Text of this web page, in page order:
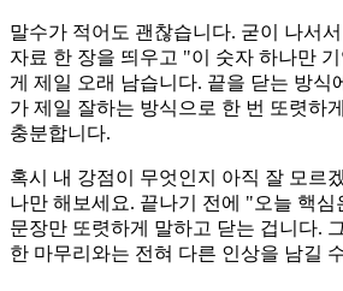
말수가 적어도 괜찮습니다. 굳이 나서
자료 한 장을 띄우고 "이 숫자 하나만
게 제일 오래 남습니다. 끝을 닫는 방식
가 제일 잘하는 방식으로 한 번 또렷하
충분합니다.
혹시 내 강점이 무엇인지 아직 잘 모르
나만 해보세요. 끝나기 전에 "오늘 핵
문장만 또렷하게 말하고 닫는 겁니다.
한 마무리와는 전혀 다른 인상을 남길